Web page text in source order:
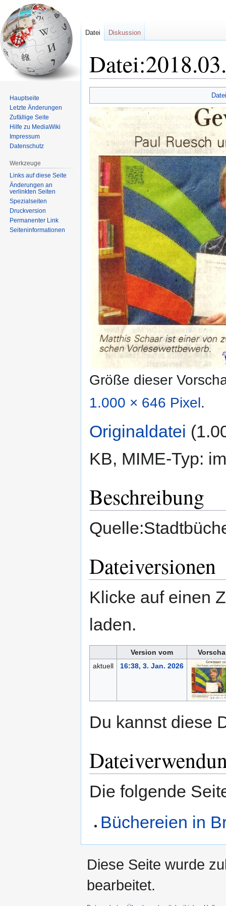
Navigation
springen
Suche
springen
Größe dieser
1.000 × 646 Pixel.
Originaldatei
KB, MIME-Typ:
Beschreibung
Dateiversionen
Klicke auf einen
laden.
Version vom
aktuell
16:38, 3. Jan. 2026
Du kannst diese
Die folgende
Büchereien in
Datei Diskussion
Hauptseite
Letzte Änderungen
Zufällige Seite
Hilfe zu MediaWiki
Impressum
Datenschutz
Werkzeuge
Links auf diese Seite
Änderungen an
verlinkten Seiten
Spezialseiten
Druckversion
Permanenter Link
Seiten­informationen
Diese Seite wurde
bearbeitet.